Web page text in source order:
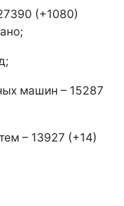
(+1080)
машин – 15287
– 13927 (+14)